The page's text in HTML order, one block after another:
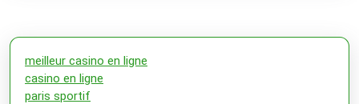
meilleur casino en ligne
casino en ligne
paris sportif